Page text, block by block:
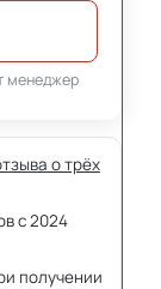
менеджер
о трёх
с 2024
получении